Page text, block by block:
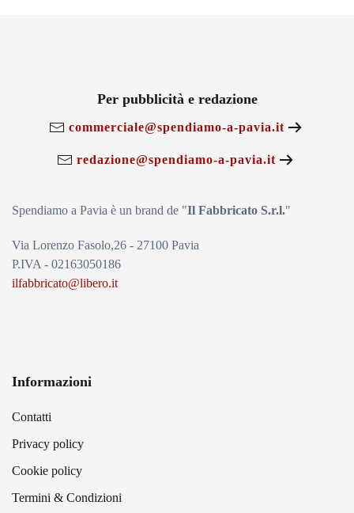
Per pubblicità e redazione
commerciale@spendiamo-a-pavia.it
redazione@spendiamo-a-pavia.it
Spendiamo a Pavia è un brand de "Il Fabbricato S.r.l."
Via Lorenzo Fasolo,26 - 27100 Pavia
P.IVA - 02163050186
ilfabbricato@libero.it
Informazioni
Contatti
Privacy policy
Cookie policy
Termini & Condizioni